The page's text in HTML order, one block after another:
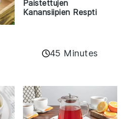
Paistettujen
Kanansiipien Respti
45 Minutes